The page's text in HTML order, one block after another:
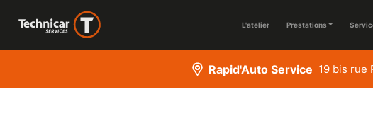
L'atelier Prestations
Rapid'Auto Service 19 bis rue